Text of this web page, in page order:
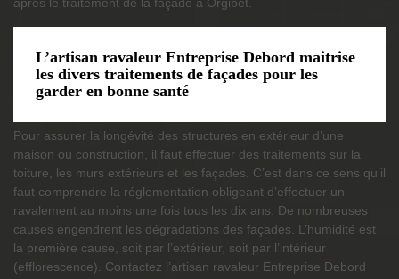
L’artisan ravaleur Entreprise Debord maitrise
les divers traitements de façades pour les
garder en bonne santé
Pour assurer la longévité des structures en extérieur d’une
maison ou construction, il faut effectuer des traitements sur la
toiture, les murs extérieurs et les façades. C’est dans ce sens qu’il
faut comprendre la réglementation obligeant d’effectuer un
ravalement au moins une fois tous les dix ans. De nombreuses
causes engendrent les dégradations des façades. L’humidité est
la première cause, soit par l’extérieur, soit par l’intérieur
(efflorescence). Contactez l’artisan ravaleur Entreprise Debord